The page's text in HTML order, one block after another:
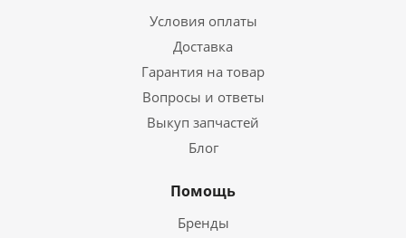
Условия оплаты
Доставка
Гарантия на товар
Вопросы и ответы
Выкуп запчастей
Блог
Помощь
Бренды